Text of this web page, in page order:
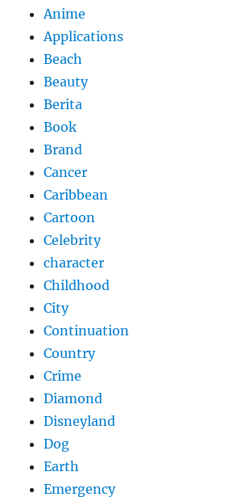
Anime
Applications
Beach
Beauty
Berita
Book
Brand
Cancer
Caribbean
Cartoon
Celebrity
character
Childhood
City
Continuation
Country
Crime
Diamond
Disneyland
Dog
Earth
Emergency